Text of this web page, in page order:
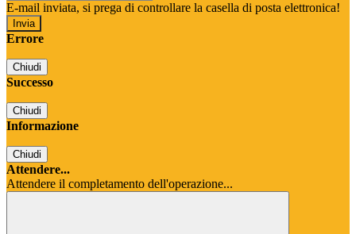
E-mail inviata, si prega di controllare la casella di posta elettronica!
Errore
Chiudi
Successo
Chiudi
Informazione
Chiudi
Attendere...
Attendere il completamento dell'operazione...